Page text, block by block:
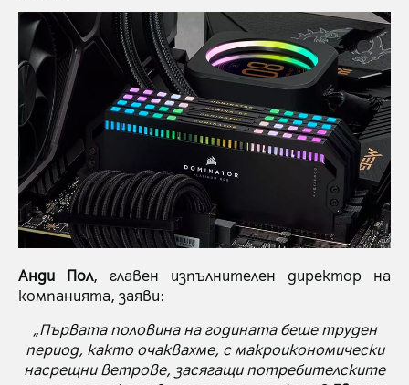
Анди Пол, главен изпълнителен директор на
компанията, заяви:
„Първата половина на годината беше труден
период, както очаквахме, с макроикономически
насрещни ветрове, засягащи потребителските